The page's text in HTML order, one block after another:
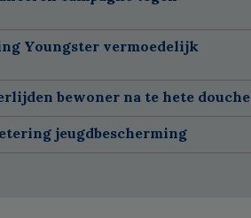
Youngster vermoedelijk
bewoner na te hete douche
jeugdbescherming